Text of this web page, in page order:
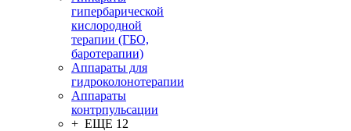
гипербарической
кислородной
терапии (ГБО,
баротерапии)
Аппараты для
гидроколонотерапии
Аппараты
контрпульсации
+ ЕЩЕ 12